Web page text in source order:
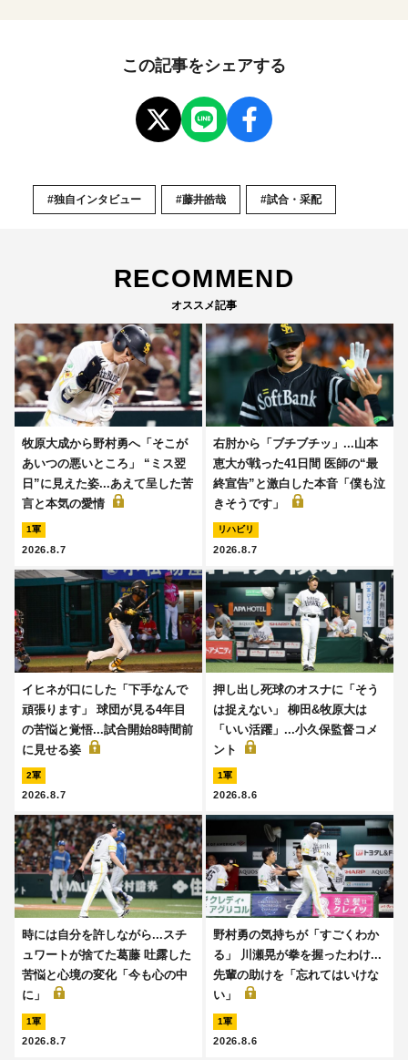
この記事をシェアする
#独自インタビュー #藤井皓哉 #試合・采配
RECOMMEND
オススメ記事
牧原大成から野村勇へ「そこが
あいつの悪いところ」 “ミス翌
日”に見えた姿...あえて呈した苦
言と本気の愛情
1軍
2026.8.7
右肘から「ブチブチッ」...山本
恵大が戦った41日間 医師の“最
終宣告”と激白した本音「僕も泣
きそうです」
リハビリ
2026.8.7
イヒネが口にした「下手なんで
頑張ります」 球団が見る4年目
の苦悩と覚悟...試合開始8時間前
に見せる姿
2軍
2026.8.7
押し出し死球のオスナに「そう
は捉えない」 柳田&牧原大は
「いい活躍」...小久保監督コメ
ント
1軍
2026.8.6
時には自分を許しながら...スチ
ュワートが捨てた葛藤 吐露した
苦悩と心境の変化「今も心の中
に」
1軍
2026.8.7
野村勇の気持ちが「すごくわか
る」 川瀬晃が拳を握ったわけ...
先輩の助けを「忘れてはいけな
い」
1軍
2026.8.6